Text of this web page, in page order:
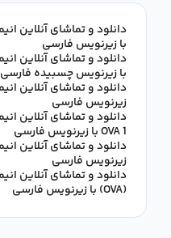
با زیرنویس فارسی
با زیرنویس چسبیده فارسی
زیرنویس فارسی
OVA 1 با زیرنویس فارسی
زیرنویس فارسی
(OVA) با زیرنویس فارسی